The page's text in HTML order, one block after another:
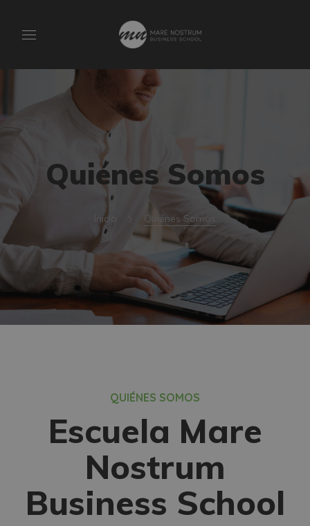
Quiénes Somos
Inicio Quiénes Somos
QUIÉNES SOMOS
Escuela Mare
Nostrum
Business School